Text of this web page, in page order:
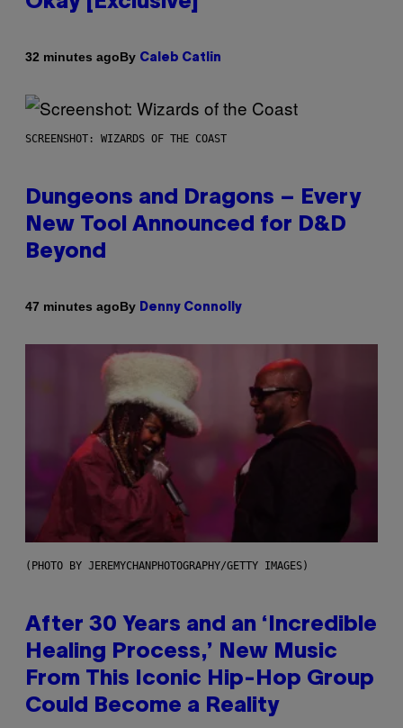
32 minutes agoBy Caleb Catlin
SCREENSHOT: WIZARDS OF THE COAST
Dungeons and Dragons – Every
New Tool Announced for D&D
Beyond
47 minutes agoBy Denny Connolly
(PHOTO BY JEREMYCHANPHOTOGRAPHY/GETTY IMAGES)
After 30 Years and an ‘Incredible
Healing Process,’ New Music
From This Iconic Hip-Hop Group
Could Become a Reality